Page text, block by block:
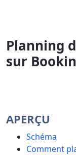
PLANNING
Planning
sur
APERÇU
Schéma
Comment